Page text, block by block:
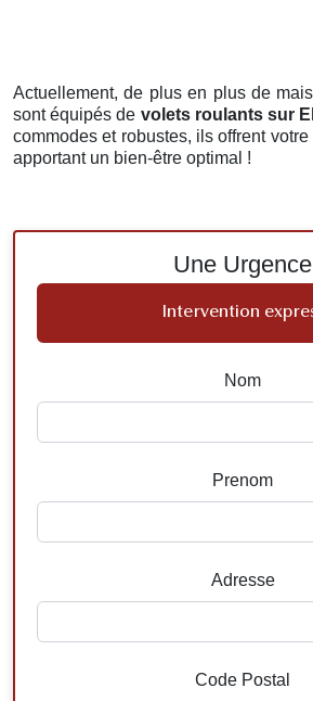
Actuellement, de plus en plus de
sont équipés de volets roulants sur
commodes et robustes, ils offrent
apportant un bien-être optimal !
Une Urgence
Intervention
Nom
Prenom
Adresse
Code Postal